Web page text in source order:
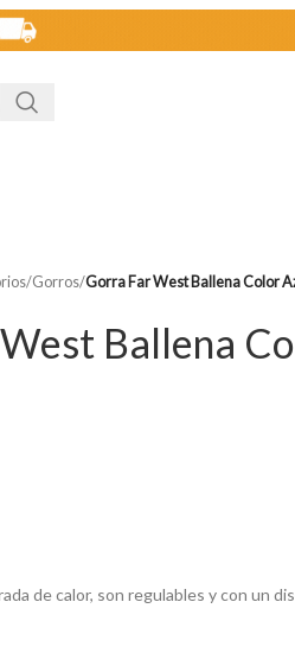
/Gorros/Gorra Far West Ballena Color
Ballena
de calor, son regulables y con un